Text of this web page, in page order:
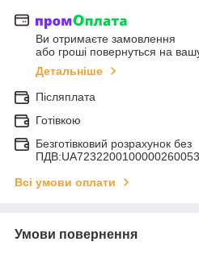
Ви отримаєте замовлення
або гроші повернуться на
Детальніше
Післяплата
Готівкою
Безготівковий розрахунок без
Всі умови оплати
Умови повернення